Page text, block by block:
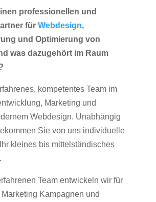
professionellen und
für Webdesign,
und Optimierung von
was dazugehört im Raum
kompetentes Team im
Marketing und
Webdesign. Unabhängig
Sie von uns individuelle
kleines bis mittelständisches
Team entwickeln wir für
Kampagnen und